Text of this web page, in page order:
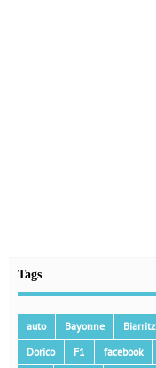
Tags
auto Bayonne Biarritz
Dorico
F1 facebook